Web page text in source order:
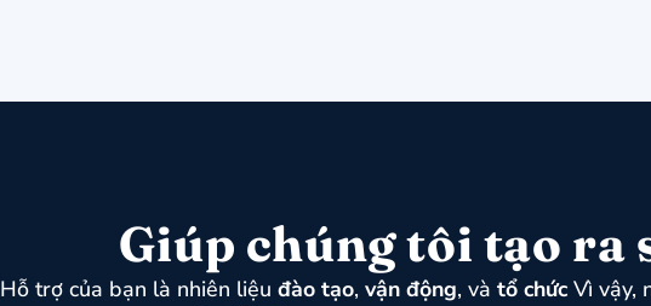
Giúp chúng tôi tạo ra
Hỗ trợ của bạn là nhiên liệu đào tạo, vận động, và tổ chứcVì vậy,